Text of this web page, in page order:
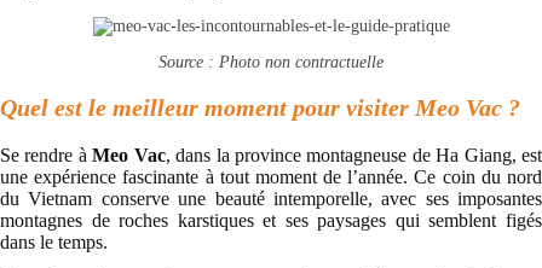
Source : Photo non contractuelle
Quel est le meilleur moment pour visiter Meo Vac ?
Se rendre àMeo Vac, dans la province montagneuse de Ha Giang, est
une expérience fascinante à tout moment de l’année. Ce coin du nord
du Vietnam conserve une beauté intemporelle, avec ses imposantes
montagnes de roches karstiques et ses paysages qui semblent figés
dans le temps.